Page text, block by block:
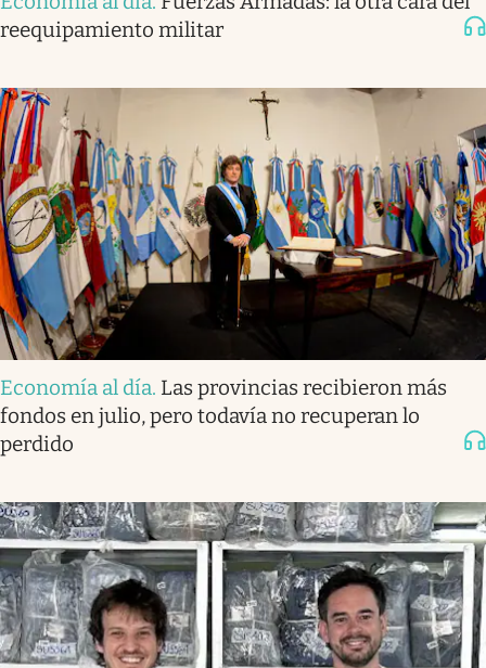
reequipamiento militar
Economía al día. Las provincias recibieron más
fondos en julio, pero todavía no recuperan lo
perdido